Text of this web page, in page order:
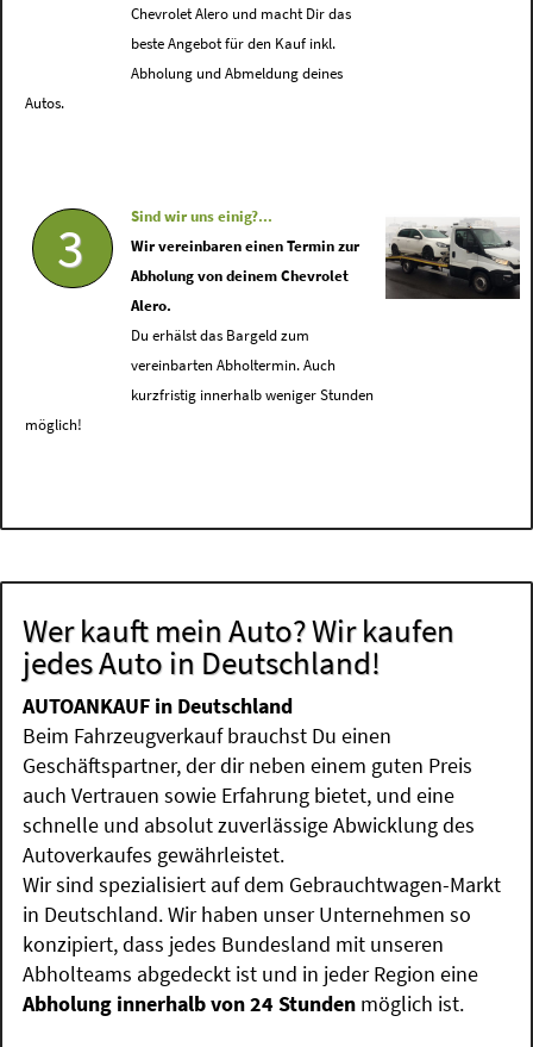
Chevrolet Alero und macht Dir das
beste Angebot für den Kauf inkl.
Abholung und Abmeldung deines
Autos.
3
Sind wir uns einig?...
Wir vereinbaren einen Termin zur
Abholung von deinem Chevrolet
Alero.
Du erhälst das Bargeld zum
vereinbarten Abholtermin. Auch
kurzfristig innerhalb weniger Stunden
möglich!
Wer kauft mein Auto? Wir kaufen
jedes Auto in Deutschland!
AUTOANKAUF in Deutschland
Beim Fahrzeugverkauf brauchst Du einen
Geschäftspartner, der dir neben einem guten Preis
auch Vertrauen sowie Erfahrung bietet, und eine
schnelle und absolut zuverlässige Abwicklung des
Autoverkaufes gewährleistet.
Wir sind spezialisiert auf dem Gebrauchtwagen-Markt
in Deutschland. Wir haben unser Unternehmen so
konzipiert, dass jedes Bundesland mit unseren
Abholteams abgedeckt ist und in jeder Region eine
Abholung innerhalb von 24 Stunden möglich ist.